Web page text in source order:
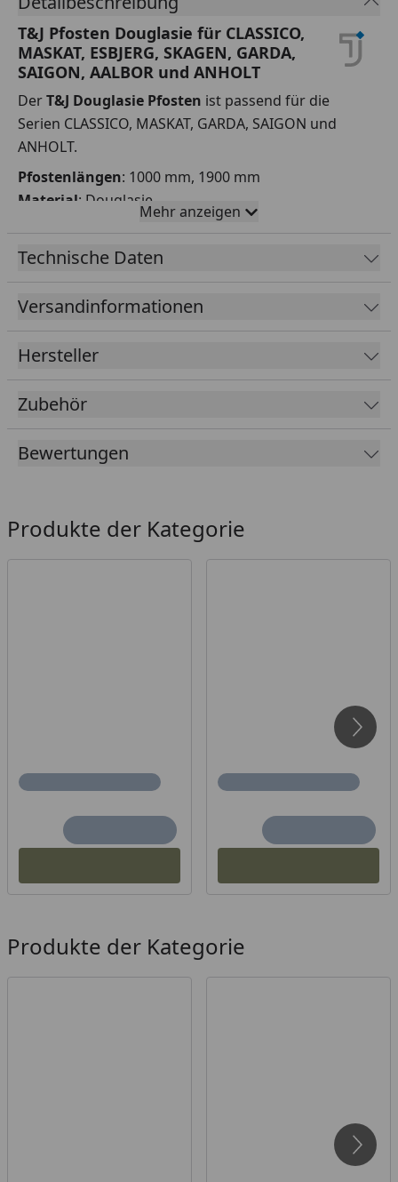
T&J Pfosten Douglasie für CLASSICO,
MASKAT, ESBJERG, SKAGEN, GARDA,
SAIGON, AALBOR und ANHOLT
DerT&J Douglasie Pfosten ist passend für die
Serien CLASSICO, MASKAT, GARDA, SAIGON und
ANHOLT.
Pfostenlängen: 1000 mm, 1900 mm
Material: Douglasie
Fertigung:
Der Pfosten ist aus hochwertigem Douglasienholz
gefertigt. Er besitzt einen gerundeten Kopf.
Mehr anzeigen
Technische Daten
Versandinformationen
Hersteller
Zubehör
Bewertungen
Produkte der Kategorie
Produkte der Kategorie